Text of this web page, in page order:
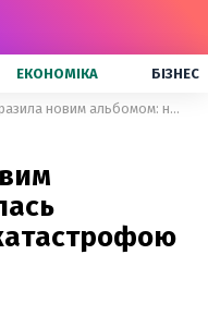
ЕКОНОМІКА БІЗНЕС
ONUKA вразила новим альбомом: надихалась Чорнобильською катастрофою